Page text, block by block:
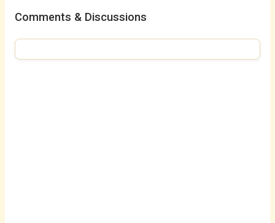
Comments & Discussions